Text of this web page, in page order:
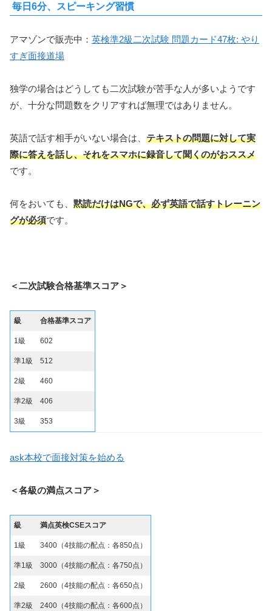
毎日6分、スピーキング習慣
アマゾンで販売中： 英検準2級二次試験 問題カード47枚: やり
すぎ面接道場
独学の場合はどうしても二次試験が苦手な人が多いようです
が、十分な問題数をクリアすれば無理ではありません。
英語で話す相手がいない場合は、 テキストの問題に対して実
際に答えを話し、それをスマホに録音して聞くのがおススメ
です。
何をおいても、 黙読だけはNGで、必ず英語で話すトレーニン
グが必須です。
＜二次試験合格基準スコア＞
級 合格基準スコア
1級 602
準1級 512
2級 460
準2級 406
3級 353
ask本校で面接対策を始める
＜各級の満点スコア＞
級 満点英検CSEスコア
1級 3400（4技能の配点：各850点）
準1級 3000（4技能の配点：各750点）
2級 2600（4技能の配点：各650点）
準2級 2400（4技能の配点：各600点）